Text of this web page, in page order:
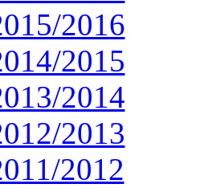
2016
2015
2014
2013
2012